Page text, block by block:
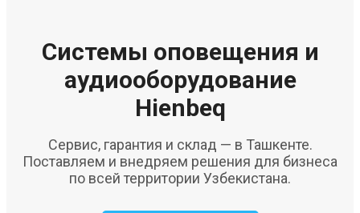
Системы оповещения и
аудиооборудование
Hienbeq
Сервис, гарантия и склад — в Ташкенте.
Поставляем и внедряем решения для бизнеса
по всей территории Узбекистана.